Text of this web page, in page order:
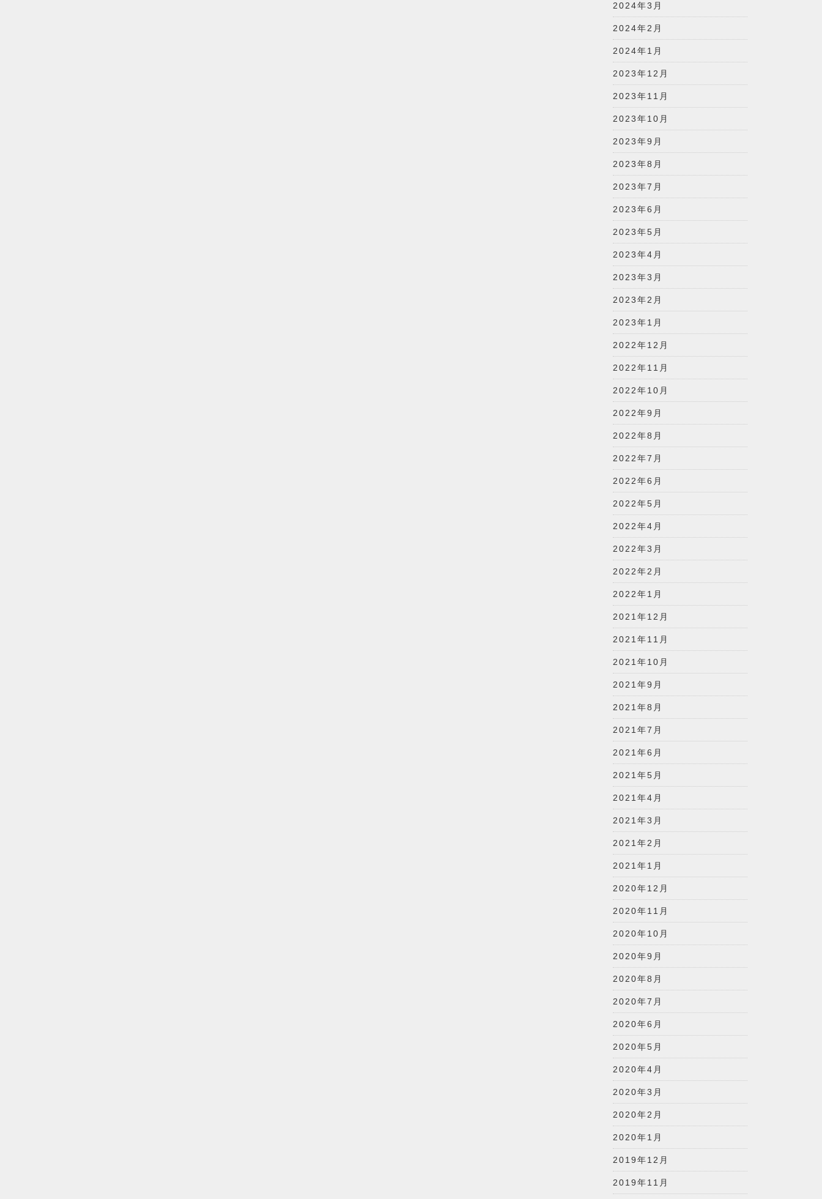
2024年3月
2024年2月
2024年1月
2023年12月
2023年11月
2023年10月
2023年9月
2023年8月
2023年7月
2023年6月
2023年5月
2023年4月
2023年3月
2023年2月
2023年1月
2022年12月
2022年11月
2022年10月
2022年9月
2022年8月
2022年7月
2022年6月
2022年5月
2022年4月
2022年3月
2022年2月
2022年1月
2021年12月
2021年11月
2021年10月
2021年9月
2021年8月
2021年7月
2021年6月
2021年5月
2021年4月
2021年3月
2021年2月
2021年1月
2020年12月
2020年11月
2020年10月
2020年9月
2020年8月
2020年7月
2020年6月
2020年5月
2020年4月
2020年3月
2020年2月
2020年1月
2019年12月
2019年11月